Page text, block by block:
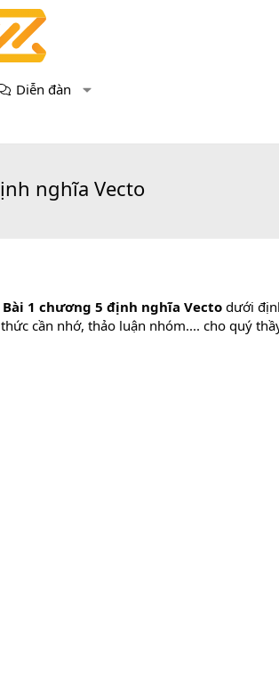
Diễn đàn
nghĩa Vecto
1 chương 5 định nghĩa Vectodưới
cần nhớ, thảo luận nhóm.... cho quý